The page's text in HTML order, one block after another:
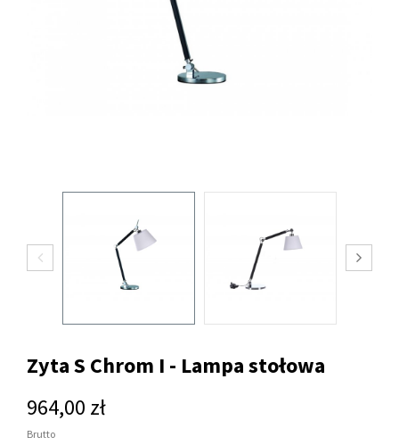
Zyta S Chrom I - Lampa stołowa
964,00 zł
Brutto